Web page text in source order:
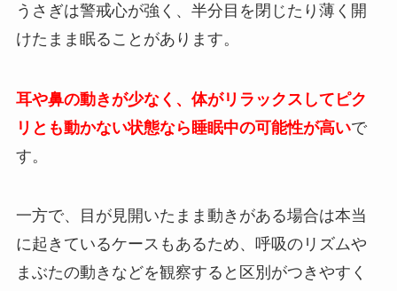
うさぎは警戒心が強く、半分目を閉じたり薄く開
けたまま眠ることがあります。
耳や鼻の動きが少なく、体がリラックスしてピク
リとも動かない状態なら睡眠中の可能性が高いで
す。
一方で、目が見開いたまま動きがある場合は本当
に起きているケースもあるため、呼吸のリズムや
まぶたの動きなどを観察すると区別がつきやすく